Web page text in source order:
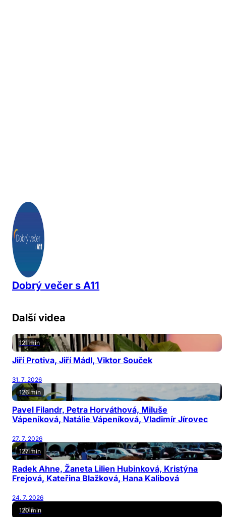
Dobrý večer s A11
Další videa
121 min
Jiří Protiva, Jiří Mádl, Viktor Souček
31. 7. 2026
126 min
Pavel Filandr, Petra Horváthová, Miluše
Vápeníková, Natálie Vápeníková, Vladimír Jírovec
27. 7. 2026
127 min
Radek Ahne, Žaneta Lilien Hubinková, Kristýna
Frejová, Kateřina Blažková, Hana Kalibová
24. 7. 2026
120 min